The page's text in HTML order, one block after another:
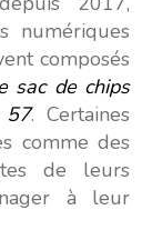
numériques
composés
sac de chips
57. Certaines
comme des
de leurs
à leur